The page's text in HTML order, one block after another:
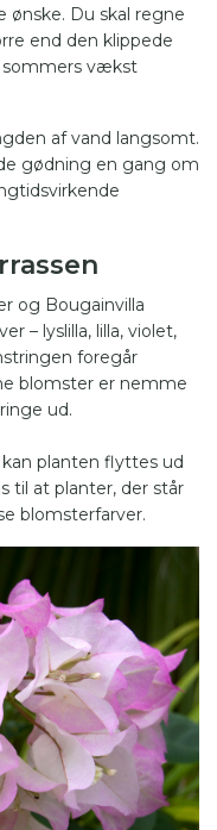
ønske. Du skal regne
end den klippede
sommers vækst
af vand langsomt.
gødning en gang om
og Bougainvilla
– lyslilla, lilla, violet,
foregår
blomster er nemme
ud.
planten flyttes ud
til at planter, der står
blomsterfarver.